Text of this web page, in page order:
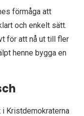
förmåga att
och enkelt sätt.
för att nå ut till fler
henne bygga en
Kristdemokraterna